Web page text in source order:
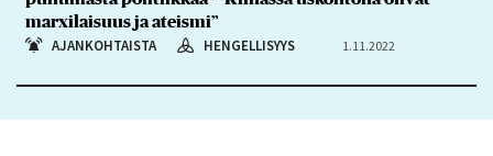
marxilaisuus ja ateismi”
AJANKOHTAISTA HENGELLISYYS 1.11.2022